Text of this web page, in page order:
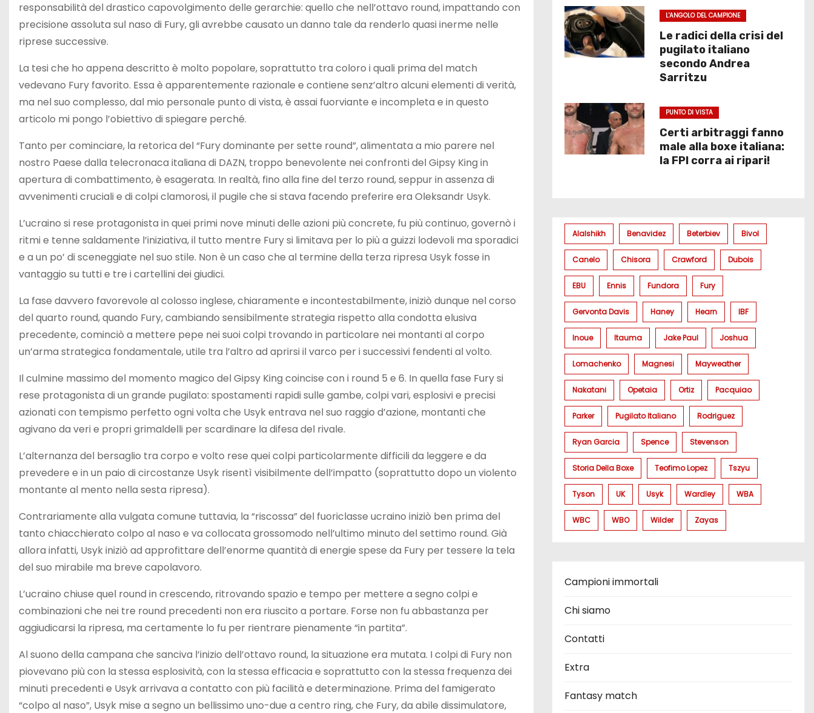
responsabilità del drastico capovolgimento delle gerarchie: quello che nell’ottavo round, impattando con
precisione assoluta sul naso di Fury, gli avrebbe causato un danno tale da renderlo quasi inerme nelle
riprese successive.
La tesi che ho appena descritto è molto popolare, soprattutto tra coloro i quali prima del match
vedevano Fury favorito. Essa è apparentemente razionale e contiene senz’altro alcuni elementi di verità,
ma nel suo complesso, dal mio personale punto di vista, è assai fuorviante e incompleta e in questo
articolo mi pongo l’obiettivo di spiegare perché.
Tanto per cominciare, la retorica del “Fury dominante per sette round”, alimentata a mio parere nel
nostro Paese dalla telecronaca italiana di DAZN, troppo benevolente nei confronti del Gipsy King in
apertura di combattimento, è esagerata. In realtà, fino alla fine del terzo round, seppur in assenza di
avvenimenti cruciali e di colpi clamorosi, il pugile che si stava facendo preferire era Oleksandr Usyk.
L’ucraino si rese protagonista in quei primi nove minuti delle azioni più concrete, fu più continuo, governò i
ritmi e tenne saldamente l’iniziativa, il tutto mentre Fury si limitava per lo più a guizzi lodevoli ma sporadici
e a un po’ di sceneggiate nel suo stile. Non è un caso che al termine della terza ripresa Usyk fosse in
vantaggio su tutti e tre i cartellini dei giudici.
La fase davvero favorevole al colosso inglese, chiaramente e incontestabilmente, iniziò dunque nel corso
del quarto round, quando Fury, cambiando sensibilmente strategia rispetto alla condotta elusiva
precedente, cominciò a mettere pepe nei suoi colpi trovando in particolare nei montanti al corpo
un’arma strategica fondamentale, utile tra l’altro ad aprirsi il varco per i successivi fendenti al volto.
Il culmine massimo del momento magico del Gipsy King coincise con i round 5 e 6. In quella fase Fury si
rese protagonista di un grande pugilato: spostamenti rapidi sulle gambe, colpi vari, esplosivi e precisi
azionati con tempismo perfetto ogni volta che Usyk entrava nel suo raggio d’azione, montanti che
agivano da veri e propri grimaldelli per scardinare la difesa del rivale.
L’alternanza del bersaglio tra corpo e volto rese quei colpi particolarmente difficili da leggere e da
prevedere e in un paio di circostanze Usyk risentì visibilmente dell’impatto (soprattutto dopo un violento
montante al mento nella sesta ripresa).
Contrariamente alla vulgata comune tuttavia, la “riscossa” del fuoriclasse ucraino iniziò ben prima del
tanto chiacchierato colpo al naso e va collocata grossomodo nell’ultimo minuto del settimo round. Già
allora infatti, Usyk iniziò ad approfittare dell’enorme quantità di energie spese da Fury per tessere la tela
del suo mirabile ma breve capolavoro.
L’ucraino chiuse quel round in crescendo, ritrovando spazio e tempo per mettere a segno colpi e
combinazioni che nei tre round precedenti non era riuscito a portare. Forse non fu abbastanza per
aggiudicarsi la ripresa, ma certamente lo fu per rientrare pienamente “in partita”.
Al suono della campana che sanciva l’inizio dell’ottavo round, la situazione era mutata. I colpi di Fury non
piovevano più con la stessa esplosività, con la stessa efficacia e soprattutto con la stessa frequenza dei
minuti precedenti e Usyk arrivava a contatto con più facilità e determinazione. Prima del famigerato
“colpo al naso”, Usyk mise a segno un bellissimo uno-due a centro ring, che Fury, da abile dissimulatore,
L'ANGOLO DEL CAMPIONE
Le radici della crisi del
pugilato italiano
secondo Andrea
Sarritzu
PUNTO DI VISTA
Certi arbitraggi fanno
male alla boxe italiana:
la FPI corra ai ripari!
Alalshikh Benavidez Beterbiev Bivol
Canelo Chisora Crawford Dubois
EBU Ennis Fundora Fury
Gervonta Davis Haney Hearn IBF
Inoue Itauma Jake Paul Joshua
Lomachenko Magnesi Mayweather
Nakatani Opetaia Ortiz Pacquiao
Parker Pugilato Italiano Rodriguez
Ryan Garcia Spence Stevenson
Storia Della Boxe Teofimo Lopez Tszyu
Tyson UK Usyk Wardley WBA
WBC WBO Wilder Zayas
Campioni immortali
Chi siamo
Contatti
Extra
Fantasy match